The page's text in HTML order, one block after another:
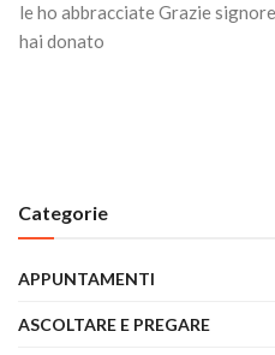
le ho abbracciate Grazie
hai donato
Categorie
APPUNTAMENTI
ASCOLTARE E PREGARE